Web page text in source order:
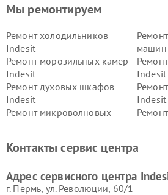
Мы ремонтируем
Ремонт холодильников
Indesit
Ремонт морозильных камер
Indesit
Indesit
Ремонт духовых шкафов
Indesit
Indesit
Ремонт микроволновых
Indesit
Indesit
Контакты сервис центра
Адрес сервисного центра
г. Пермь, ул. ​Революции, 60/1